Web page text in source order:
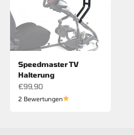
Speedmaster TV
Halterung
Angebot
€99,90
2 Bewertungen